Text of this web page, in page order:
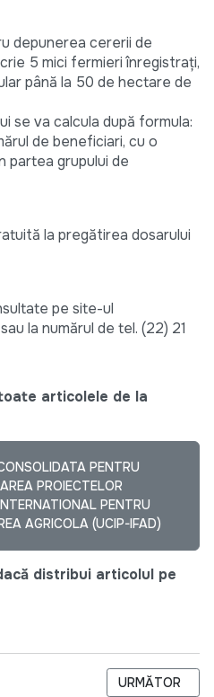
depunerea cererii de
5 mici fermieri înregistrați,
până la 50 de hectare de
se va calcula după formula:
de beneficiari, cu o
partea grupului de
la pregătirea dosarului
pe site-ul
sau la numărul de tel. (22) 21
articolele de la
PENTRU
PROIECTELOR
PENTRU
AGRICOLA (UCIP-IFAD)
distribui articolul pe
IFAD OFERĂ GRANTURI DE
ARTICOLUL
URMĂTOR